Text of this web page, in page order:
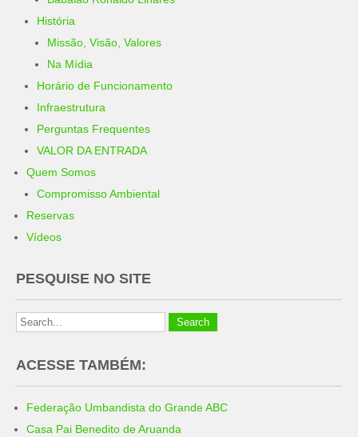
História
Missão, Visão, Valores
Na Mídia
Horário de Funcionamento
Infraestrutura
Perguntas Frequentes
VALOR DA ENTRADA
Quem Somos
Compromisso Ambiental
Reservas
Vídeos
PESQUISE NO SITE
ACESSE TAMBÉM:
Federação Umbandista do Grande ABC
Casa Pai Benedito de Aruanda